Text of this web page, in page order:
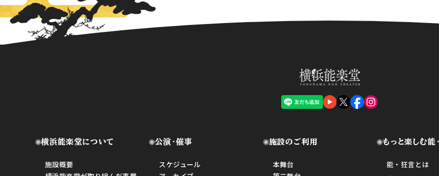
横浜能楽堂について
施設概要
公演・催事
スケジュール
施設のご利用
本舞台
もっと楽しむ能
能・狂言とは